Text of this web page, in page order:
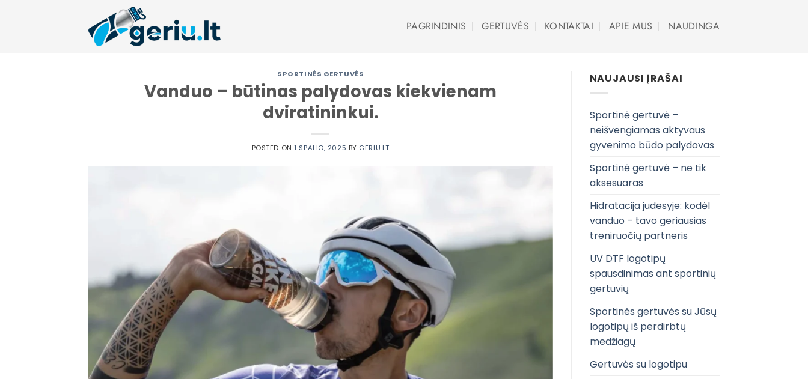
PAGRINDINIS GERTUVĖS KONTAKTAI APIE MUS NAUDINGA
SPORTINĖS GERTUVĖS
Vanduo – būtinas palydovas kiekvienam
dviratininkui.
POSTED ON1 SPALIO, 2025 BY GERIU.LT
NAUJAUSI ĮRAŠAI
Sportinė gertuvė –
neišvengiamas aktyvaus
gyvenimo būdo palydovas
Sportinė gertuvė – ne tik
aksesuaras
Hidratacija judesyje: kodėl
vanduo – tavo geriausias
treniruočių partneris
UV DTF logotipų
spausdinimas ant sportinių
gertuvių
Sportinės gertuvės su Jūsų
logotipų iš perdirbtų
medžiagų
Gertuvės su logotipu